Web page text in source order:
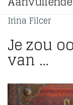
Irina Filcer
Je zou
van …